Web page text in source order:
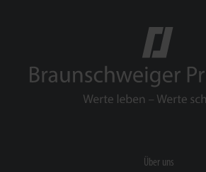
Über uns